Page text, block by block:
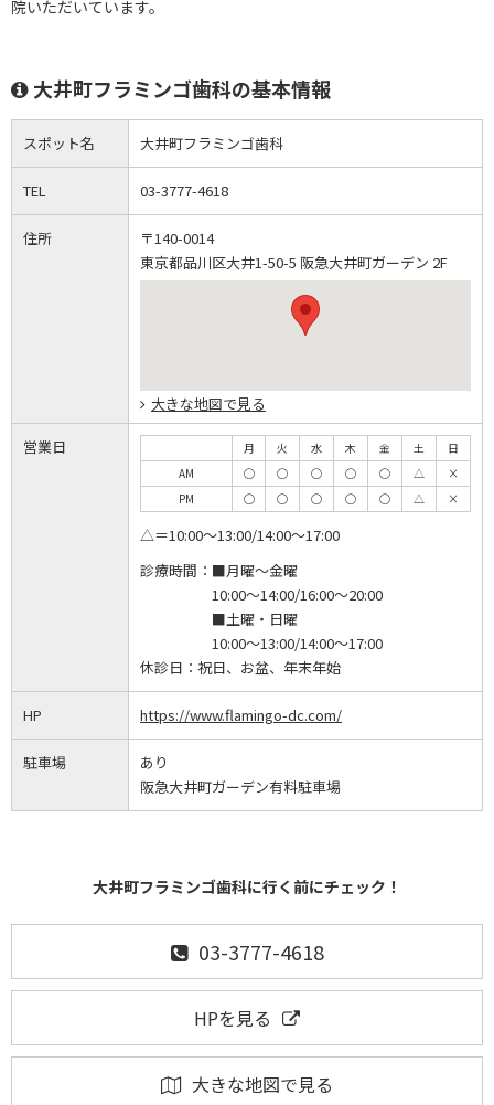
院いただいています。
大井町フラミンゴ歯科の基本情報
スポット名 大井町フラミンゴ歯科
TEL 03-3777-4618
住所
〒140-0014
東京都品川区大井1-50-5 阪急大井町ガーデン 2F
大きな地図で見る
営業日 月 火 水 木 金 土
日
AM
◯ ◯ ◯ ◯ ◯ △
×
PM
◯ ◯ ◯ ◯ ◯ △ ×
△＝10:00～13:00/14:00～17:00
診療時間： ■月曜～金曜
10:00～14:00/16:00～20:00
■土曜・日曜
10:00～13:00/14:00～17:00
休診日： 祝日、お盆、年末年始
HP https://www.flamingo-dc.com/
駐車場
あり
阪急大井町ガーデン有料駐車場
大井町フラミンゴ歯科に行く前にチェック！
03-3777-4618
HPを見る
大きな地図で見る